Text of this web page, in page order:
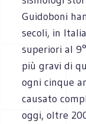
Guidoboni
secoli, in
superiori al
più gravi di
ogni cinque
causato
oggi, oltre